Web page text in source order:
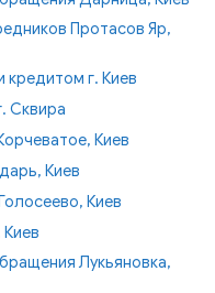
Протасов Яр,
кредитом г. Киев
Сквира
Киев
Киев
Киев
Лукьяновка,